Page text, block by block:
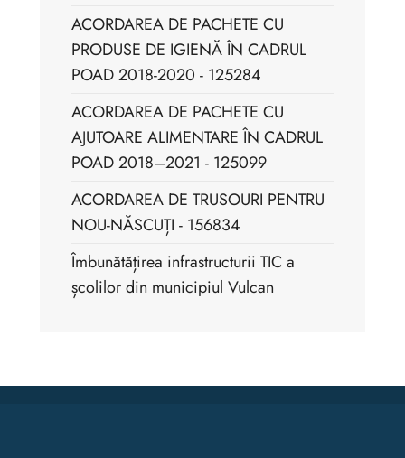
ACORDAREA DE PACHETE CU
PRODUSE DE IGIENĂ ÎN CADRUL
POAD 2018-2020 - 125284
ACORDAREA DE PACHETE CU
AJUTOARE ALIMENTARE ÎN CADRUL
POAD 2018–2021 - 125099
ACORDAREA DE TRUSOURI PENTRU
NOU-NĂSCUȚI - 156834
Îmbunătățirea infrastructurii TIC a
școlilor din municipiul Vulcan